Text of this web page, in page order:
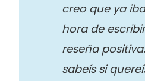
creo que ya
hora de
reseña
sabeís si